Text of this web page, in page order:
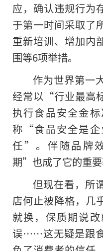
应，确认违规行为
于第一时间采取了
重新培训、增加内
围等6项举措。
作为世界第一
经常以“行业最高
执行食品安全金
称“食品安全是企
任”。伴随品牌
期”也成了它的重要
但现在看，所
店何止被降格，几
就换，保质期说
误……这无疑是跟